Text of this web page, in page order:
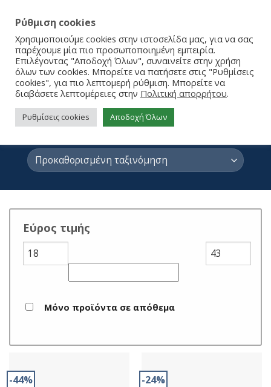
Disney
Εύρος τιμής
Μόνο προϊόντα σε απόθεμα
-44% -24%
Ρύθμιση cookies
Χρησιμοποιούμε cookies στην ιστοσελίδα μας, για να σας
παρέχουμε μία πιο προσωποποιημένη εμπειρία.
Επιλέγοντας "Αποδοχή Όλων", συναινείτε στην χρήση
όλων των cookies. Μπορείτε να πατήσετε στις "Ρυθμίσεις
cookies", για πιο λεπτομερή ρύθμιση. Μπορείτε να
διαβάσετε λεπτομέρειες στην Πολιτική απορρήτου.
Ρυθμίσεις cookies Αποδοχή Όλων